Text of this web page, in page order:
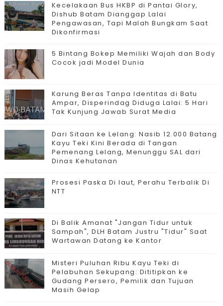
Kecelakaan Bus HKBP di Pantai Glory,
Dishub Batam Dianggap Lalai
Pengawasan, Tapi Malah Bungkam Saat
Dikonfirmasi
5 Bintang Bokep Memiliki Wajah dan Body
Cocok jadi Model Dunia
Karung Beras Tanpa Identitas di Batu
Ampar, Disperindag Diduga Lalai: 5 Hari
Tak Kunjung Jawab Surat Media
Dari Sitaan ke Lelang: Nasib 12.000 Batang
Kayu Teki Kini Berada di Tangan
Pemenang Lelang, Menunggu SAL dari
Dinas Kehutanan
Prosesi Paska Di laut, Perahu Terbalik Di
NTT
Di Balik Amanat "Jangan Tidur untuk
Sampah", DLH Batam Justru "Tidur" Saat
Wartawan Datang ke Kantor
Misteri Puluhan Ribu Kayu Teki di
Pelabuhan Sekupang: Dititipkan ke
Gudang Persero, Pemilik dan Tujuan
Masih Gelap